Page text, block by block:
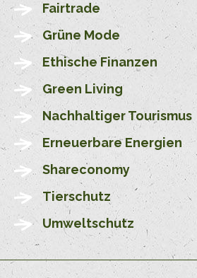
Fairtrade
Grüne Mode
Ethische Finanzen
Green Living
Nachhaltiger Tourismus
Erneuerbare Energien
Shareconomy
Tierschutz
Umweltschutz